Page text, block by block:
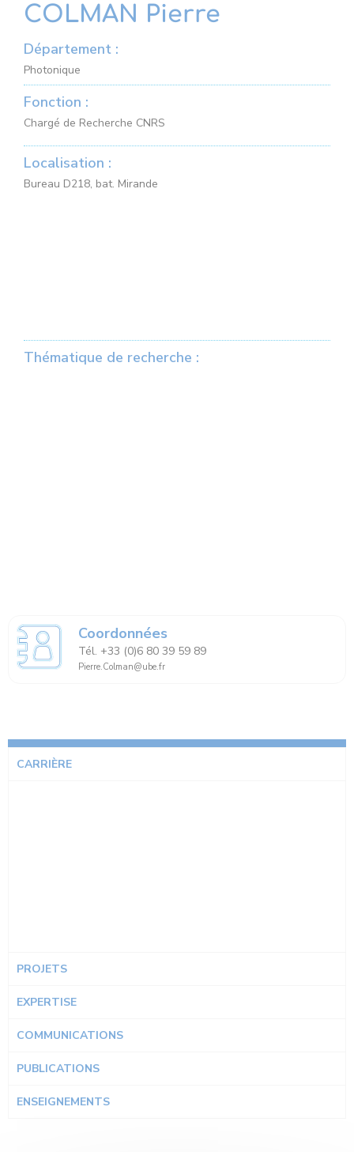
COLMAN Pierre
Département :
Photonique
Fonction :
Chargé de Recherche CNRS
Localisation :
Bureau D218, bat. Mirande
Thématique de recherche :
Coordonnées
Tél. +33 (0)6 80 39 59 89
Pierre.Colman@ube.fr
CARRIÈRE
PROJETS
EXPERTISE
COMMUNICATIONS
PUBLICATIONS
ENSEIGNEMENTS